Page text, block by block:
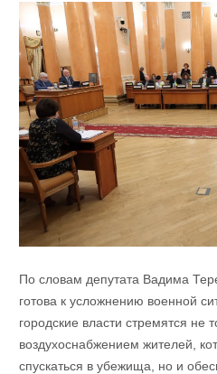
По словам депутата Вадима
готова к усложнению военной
городские власти стремятся не
воздухоснабжением жителей,
спускаться в убежища, но и